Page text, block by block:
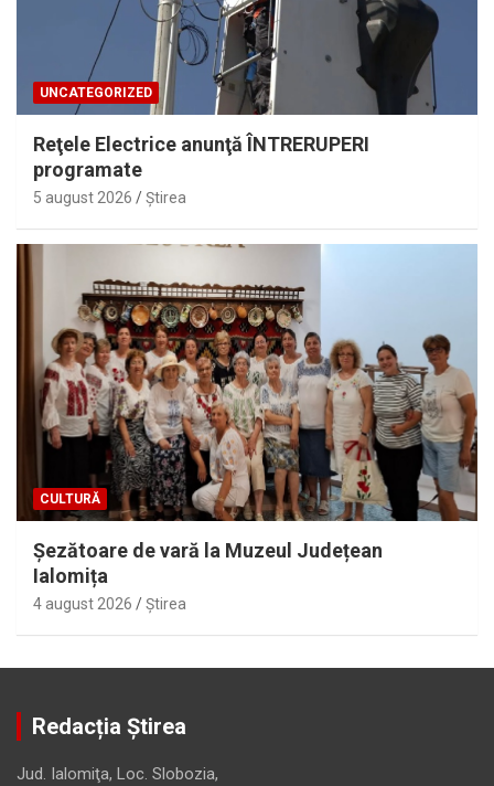
UNCATEGORIZED
Reţele Electrice anunţă ÎNTRERUPERI
programate
5 august 2026 Ştirea
CULTURĂ
Șezătoare de vară la Muzeul Județean
Ialomița
4 august 2026 Ştirea
Redacția Știrea
Jud. Ialomiţa, Loc. Slobozia,